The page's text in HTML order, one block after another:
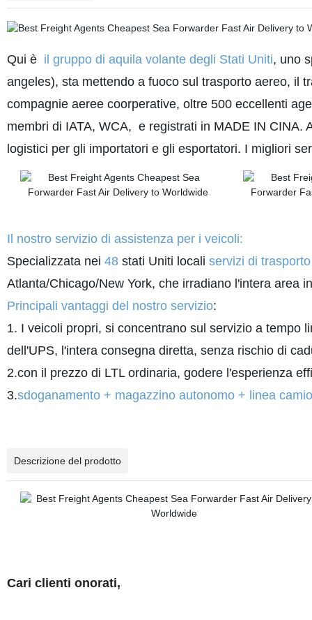
Qui è il gruppo di aquila volante degli Stati Uniti, uno
angeles), sta mettendo a fuoco sul trasporto aereo, il
compagnie aeree coorperative, oltre 500 eccellenti
membri di IATA, WCA, e registrati in MADE IN CINA.
logistici per gli importatori e gli esportatori. I migliori
Il nostro servizio di assistenza per i veicoli:
Specializzata nei 48stati Uniti locali servizi di
Atlanta/Chicago/New York, che irradiano l'intera area
Principali vantaggi del nostro servizio:
1. I veicoli propri, si concentrano sul servizio a tempo
dell'UPS, l'intera consegna diretta, senza rischio di
2.con il prezzo di LTL ordinaria, godere l'esperienza
3.sdoganamento + magazzino autonomo + linea
Descrizione del prodotto
Cari clienti onorati,